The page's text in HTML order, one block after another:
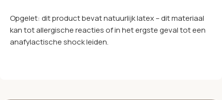
Opgelet: dit product bevat natuurlijk latex – dit materiaal
kan tot allergische reacties of in het ergste geval tot een
anafylactische shock leiden.